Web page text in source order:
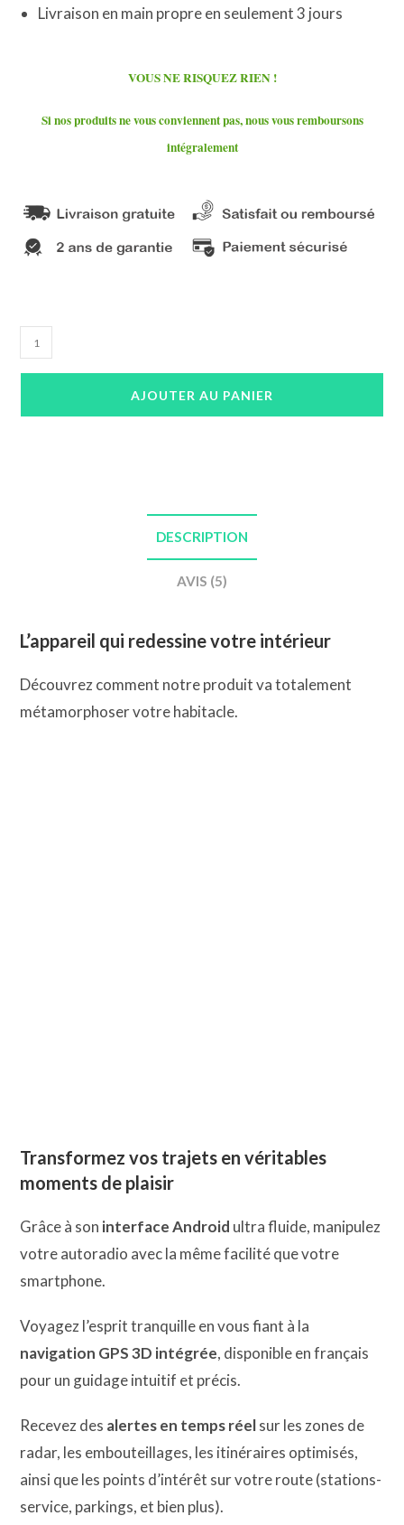
Livraison en main propre en seulement 3 jours
VOUS NE RISQUEZ RIEN !
Si nos produits ne vous conviennent pas, nous vous remboursons
intégralement
quantité
de
AJOUTER AU PANIER
DESCRIPTION
AVIS (5)
L’appareil qui redessine votre intérieur
Découvrez comment notre produit va totalement
métamorphoser votre habitacle.
Transformez vos trajets en véritables
moments de plaisir
Grâce à son interface Android ultra fluide, manipulez
votre autoradio avec la même facilité que votre
smartphone.
Voyagez l’esprit tranquille en vous fiant à la
navigation GPS 3D intégrée, disponible en français
pour un guidage intuitif et précis.
Recevez des alertes en temps réelsur les zones de
radar, les embouteillages, les itinéraires optimisés,
ainsi que les points d’intérêt sur votre route (stations-
service, parkings, et bien plus).